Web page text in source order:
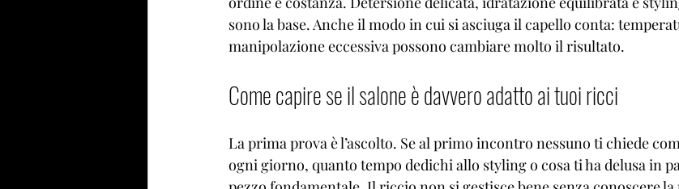
sono la base. Anche il modo in cui si asciuga il capello conta:
manipolazione eccessiva possono cambiare molto il risultato.
Come capire se il salone è davvero adatto ai tuoi ricci
La prima prova è l’ascolto. Se al primo incontro nessuno ti chiede
ogni giorno, quanto tempo dedichi allo styling o cosa ti ha delusa in